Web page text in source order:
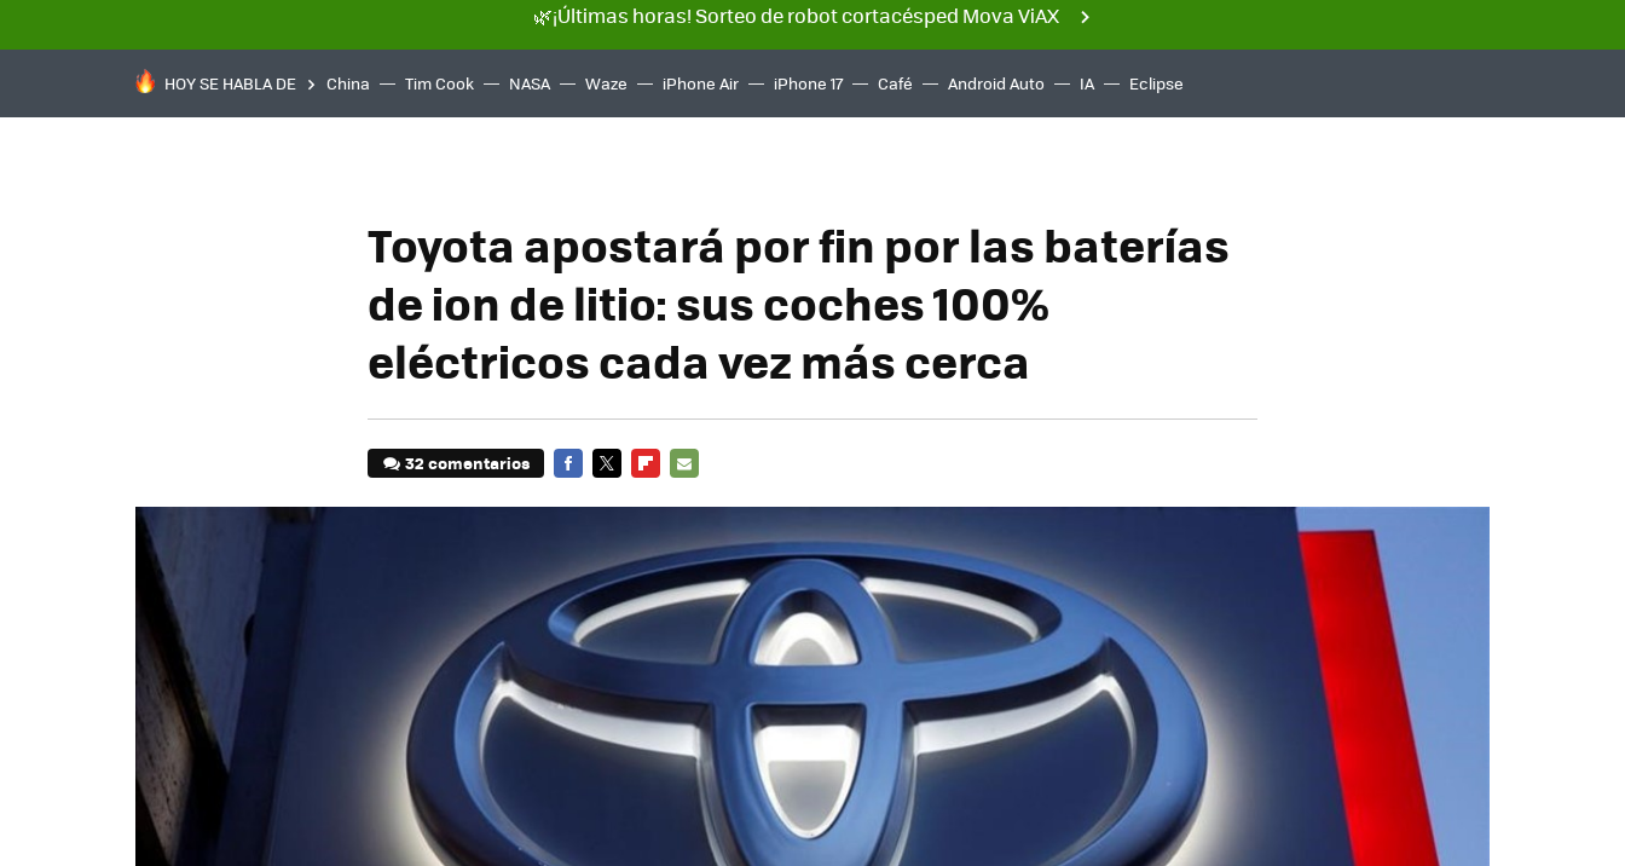
🌿¡Últimas horas! Sorteo de robot cortacésped Mova ViAX
HOY SE HABLA DE China Tim Cook NASA Waze iPhone Air iPhone 17 Café Android Auto IA Eclipse
Toyota apostará por fin por las baterías
de ion de litio: sus coches 100%
eléctricos cada vez más cerca
32 comentarios